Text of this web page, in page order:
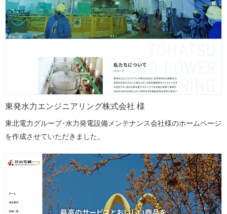
東発水力エンジニアリング株式会社 様
東北電力グループ･水力発電設備メンテナンス会社様のホームページ
を作成させていただきました。